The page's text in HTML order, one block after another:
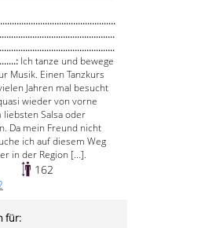
Ich tanze und bewege
Musik. Einen Tanzkurs
Jahren mal besucht
wieder von vorne
liebsten Salsa oder
Da mein Freund nicht
ich auf diesem Weg
in der Region [...].
162
für: